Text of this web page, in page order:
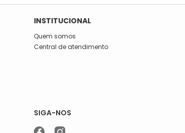
INSTITUCIONAL
Quem somos
Central de atendimento
SIGA-NOS